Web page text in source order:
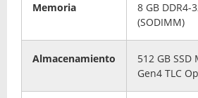
Memoria
8 GB DDR4-
(SODIMM)
Almacenamiento
512 GB SSD
Gen4 TLC